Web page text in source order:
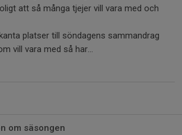
att så många tjejer vill vara med och
platser till söndagens sammandrag
vill vara med så har...
om säsongen